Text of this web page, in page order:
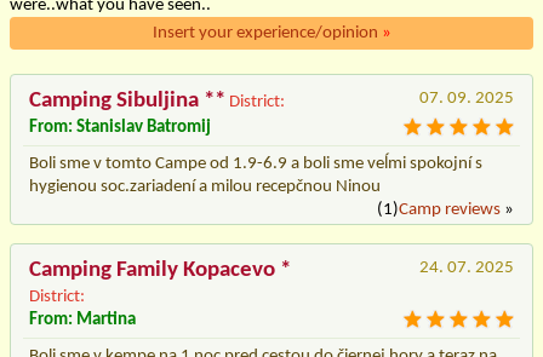
were..what you have seen..
Insert your experience/opinion »
Camping Sibuljina ** District:
07. 09. 2025
From: Stanislav Batromij
Boli sme v tomto Campe od 1.9-6.9 a boli sme veĺmi spokojní s
hygienou soc.zariadení a milou recepčnou Ninou
(1)Camp reviews »
Camping Family Kopacevo *
District:
24. 07. 2025
From: Martina